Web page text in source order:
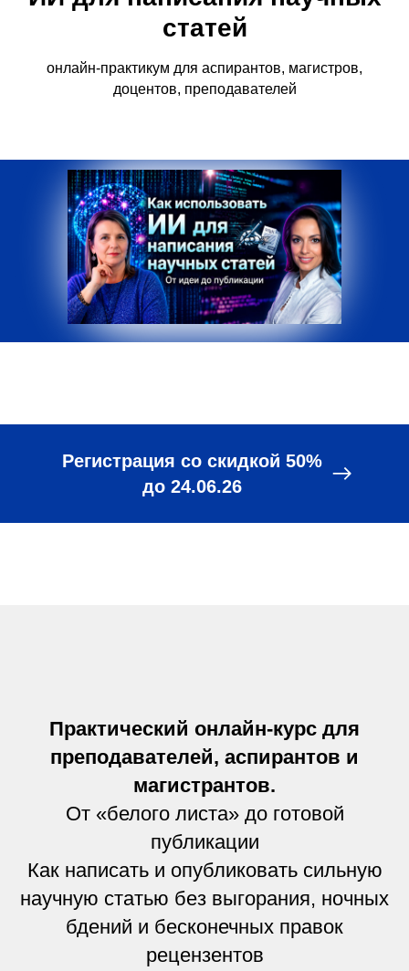
статей
онлайн-практикум для аспирантов, магистров,
доцентов, преподавателей
Регистрация со скидкой 50%
до 24.06.26
Практический онлайн-курс для
преподавателей, аспирантов и
магистрантов.
От «белого листа» до готовой
публикации
Как написать и опубликовать сильную
научную статью без выгорания, ночных
бдений и бесконечных правок
рецензентов